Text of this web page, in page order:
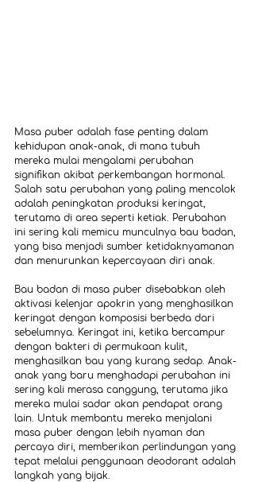
Masa puber adalah fase penting dalam
kehidupan anak-anak, di mana tubuh
mereka mulai mengalami perubahan
signifikan akibat perkembangan hormonal.
Salah satu perubahan yang paling mencolok
adalah peningkatan produksi keringat,
terutama di area seperti ketiak. Perubahan
ini sering kali memicu munculnya bau badan,
yang bisa menjadi sumber ketidaknyamanan
dan menurunkan kepercayaan diri anak.
Bau badan di masa puber disebabkan oleh
aktivasi kelenjar apokrin yang menghasilkan
keringat dengan komposisi berbeda dari
sebelumnya. Keringat ini, ketika bercampur
dengan bakteri di permukaan kulit,
menghasilkan bau yang kurang sedap. Anak-
anak yang baru menghadapi perubahan ini
sering kali merasa canggung, terutama jika
mereka mulai sadar akan pendapat orang
lain. Untuk membantu mereka menjalani
masa puber dengan lebih nyaman dan
percaya diri, memberikan perlindungan yang
tepat melalui penggunaan deodorant adalah
langkah yang bijak.